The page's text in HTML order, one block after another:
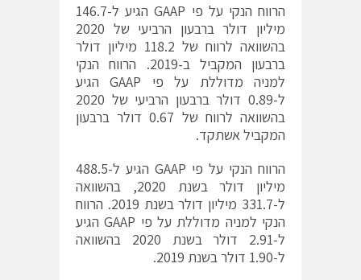
הרווח הנקי על פי GAAP הגיע ל-146.7
מיליון דולר ברבעון הרביעי של 2020
בהשוואה לרווח של 118.2 מיליון דולר
ברבעון המקביל ב-2019. הרווח הנקי
למניה מדוללת על פי GAAP הגיע
ל-0.89 דולר ברבעון הרביעי של 2020
בהשוואה לרווח של 0.67 דולר ברבעון
המקביל אשתקד.
הרווח הנקי על פי GAAP הגיע ל-488.5
מיליון דולר בשנת 2020, בהשוואה
ל-331.7 מיליון דולר בשנת 2019. הרווח
הנקי למניה מדוללת על פי GAAP הגיע
ל-2.91 דולר בשנת 2020 בהשוואה
ל-1.90 דולר בשנת 2019.